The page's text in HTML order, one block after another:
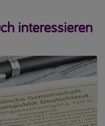
interessieren